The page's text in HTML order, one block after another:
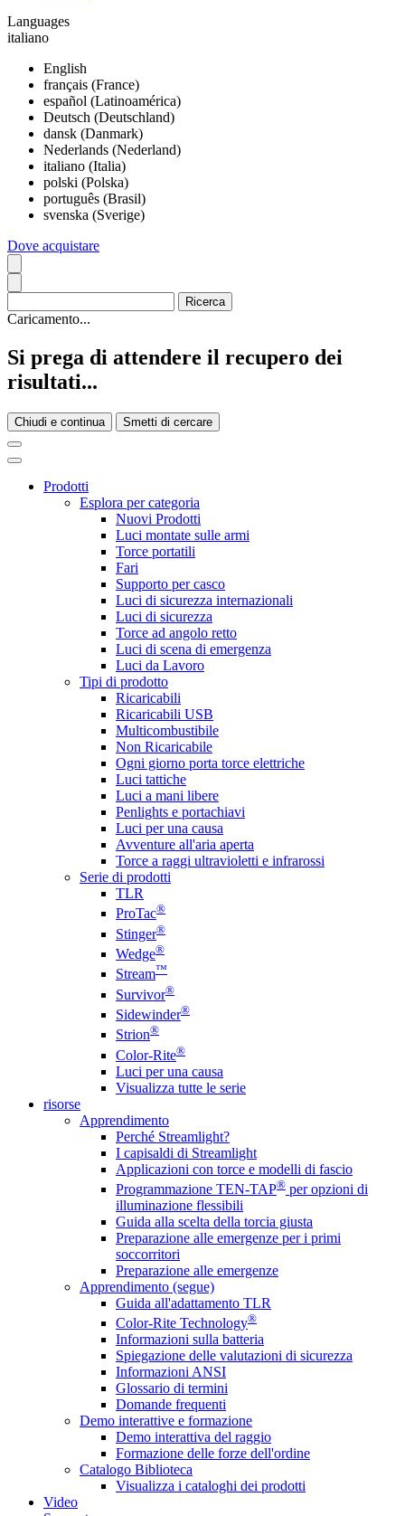
Languages
italiano
English
français (France)
español (Latinoamérica)
Deutsch (Deutschland)
dansk (Danmark)
Nederlands (Nederland)
italiano (Italia)
polski (Polska)
português (Brasil)
svenska (Sverige)
Dove acquistare
Caricamento...
Si prega di attendere il recupero dei
risultati...
Chiudi e continua Smetti di cercare
Prodotti
Esplora per categoria
Nuovi Prodotti
Luci montate sulle armi
Torce portatili
Fari
Supporto per casco
Luci di sicurezza internazionali
Luci di sicurezza
Torce ad angolo retto
Luci di scena di emergenza
Luci da Lavoro
Tipi di prodotto
Ricaricabili
Ricaricabili USB
Multicombustibile
Non Ricaricabile
Ogni giorno porta torce elettriche
Luci tattiche
Luci a mani libere
Penlights e portachiavi
Luci per una causa
Avventure all'aria aperta
Torce a raggi ultravioletti e infrarossi
Serie di prodotti
TLR
ProTac®
Stinger®
Wedge®
Stream™
Survivor®
Sidewinder®
Strion®
Color-Rite®
Luci per una causa
Visualizza tutte le serie
risorse
Apprendimento
Perché Streamlight?
I capisaldi di Streamlight
Applicazioni con torce e modelli di fascio
Programmazione TEN-TAP® per opzioni di
illuminazione flessibili
Guida alla scelta della torcia giusta
Preparazione alle emergenze per i primi
soccorritori
Preparazione alle emergenze
Apprendimento (segue)
Guida all'adattamento TLR
Color-Rite Technology®
Informazioni sulla batteria
Spiegazione delle valutazioni di sicurezza
Informazioni ANSI
Glossario di termini
Domande frequenti
Demo interattive e formazione
Demo interattiva del raggio
Formazione delle forze dell'ordine
Catalogo Biblioteca
Visualizza i cataloghi dei prodotti
Video